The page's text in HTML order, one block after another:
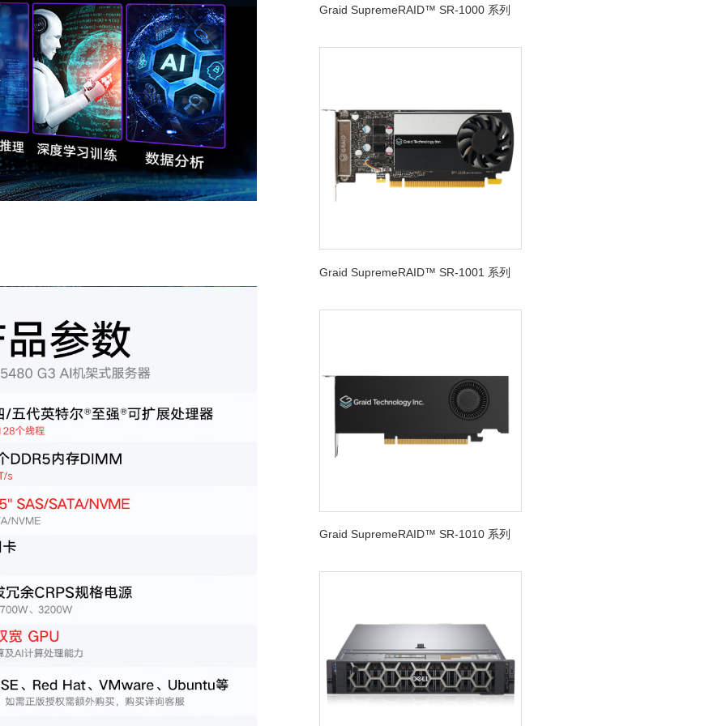
Graid SupremeRAID™ SR-1000 系列
Graid SupremeRAID™ SR-1001 系列
Graid SupremeRAID™ SR-1010 系列